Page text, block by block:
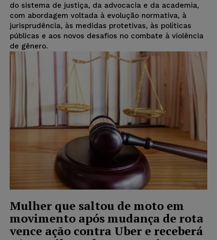
do sistema de justiça, da advocacia e da academia,
com abordagem voltada à evolução normativa, à
jurisprudência, às medidas protetivas, às políticas
públicas e aos novos desafios no combate à violência
de gênero.
Mulher que saltou de moto em
movimento após mudança de rota
vence ação contra Uber e receberá